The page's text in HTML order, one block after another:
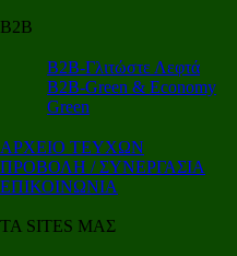
Β2Β
Β2Β-Γλιτώστε Λεφτά
Β2Β-Green & Economy
Green
ΑΡΧΕΙΟ ΤΕΥΧΩΝ
ΠΡΟΒΟΛΗ / ΣΥΝΕΡΓΑΣΙΑ
ΕΠΙΚΟΙΝΩΝΙΑ
ΤΑ SITES ΜΑΣ